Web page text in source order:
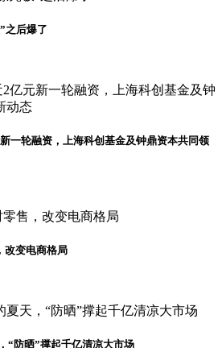
之后爆了
一轮融资，上海科创基金及钟鼎资本共同领
改变电商格局
“防晒”撑起千亿清凉大市场